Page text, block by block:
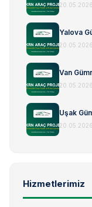
20.05.2026
Yalova
20.05.2026
Van
20.05.2026
Uşak
20.05.2026
Hizmetlerimiz